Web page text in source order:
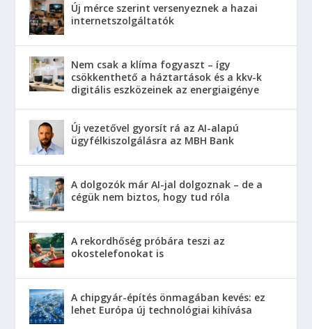
Új mérce szerint versenyeznek a hazai
internetszolgáltatók
Nem csak a klíma fogyaszt – így
csökkenthető a háztartások és a kkv-k
digitális eszközeinek az energiaigénye
Új vezetővel gyorsít rá az AI-alapú
ügyfélkiszolgálásra az MBH Bank
A dolgozók már AI-jal dolgoznak – de a
cégük nem biztos, hogy tud róla
A rekordhőség próbára teszi az
okostelefonokat is
A chipgyár-építés önmagában kevés: ez
lehet Európa új technológiai kihívása